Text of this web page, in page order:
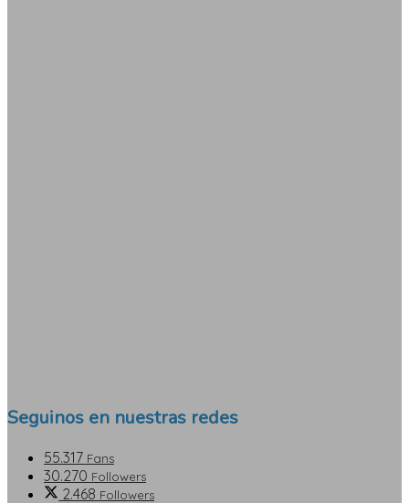
Seguinos en nuestras redes
55.317 Fans
30.270 Followers
2.468 Followers